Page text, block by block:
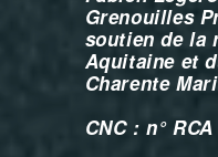
Grenouilles
soutien de la
Aquitaine et
Charente
CNC : n°